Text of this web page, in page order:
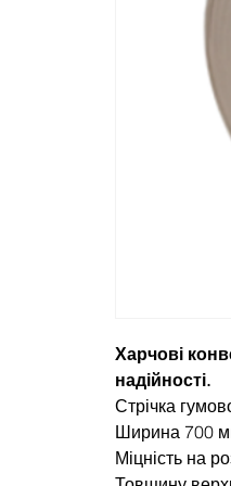
Харчові
надійності.
Стрічка
Ширина 700
Міцність на